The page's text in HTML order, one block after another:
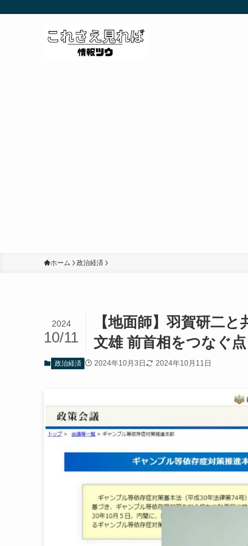
ホーム 政治経済
【地面師】羽賀研二
文雄 前首相をつなぐ
2024
10/11
政治経済 2024年10月3日 2024年10月11日